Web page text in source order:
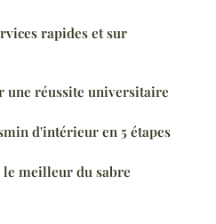
rapides et sur
une réussite universitaire
d'intérieur en 5 étapes
meilleur du sabre